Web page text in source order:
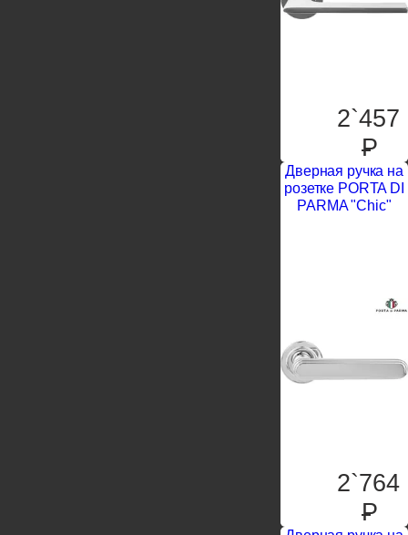
2`457
P
Дверная ручка на
розетке PORTA DI
PARMA "Chic"
2`764
P